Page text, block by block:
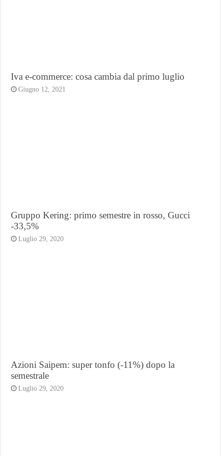
Iva e-commerce: cosa cambia dal primo luglio
Giugno 12, 2021
Gruppo Kering: primo semestre in rosso, Gucci
-33,5%
Luglio 29, 2020
Azioni Saipem: super tonfo (-11%) dopo la
semestrale
Luglio 29, 2020